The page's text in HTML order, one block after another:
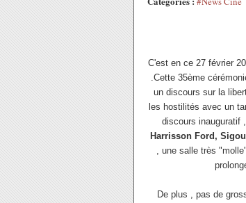
C'est en ce 27 février
.Cette 35ème
un discours sur la
les hostilités avec un
discours inauguratif
Harrisson Ford,
, une salle très
De plus , pas de